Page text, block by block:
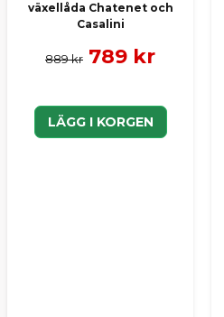
växellåda Chatenet och
Casalini
889 kr 789 kr
LÄGG I KORGEN